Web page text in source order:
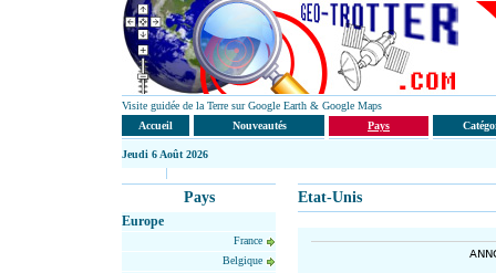
Visite guidée de la Terre sur Google Earth & Google Maps
Accueil
Nouveautés Pays
Jeudi 6 Août 2026
Pays
Europe
France
Belgique
Etat-Unis